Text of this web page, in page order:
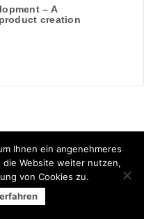
– A
creation
| powered
Datenschutzhinweise
Ihnen ein angenehmeres
die Website weiter nutzen,
von Cookies zu.